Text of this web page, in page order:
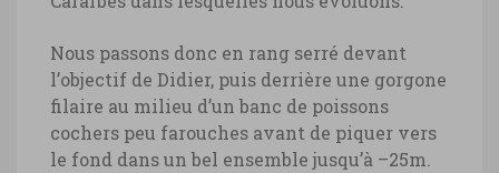
Nous passons donc en rang serré devant
l’objectif de Didier, puis derrière une gorgone
filaire au milieu d’un banc de poissons
cochers peu farouches avant de piquer vers
le fond dans un bel ensemble jusqu’à –25m.